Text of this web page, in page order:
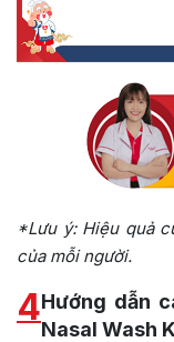
*Lưu ý: Hiệu quả
của mỗi người.
4Hướng dẫn
Nasal Wash